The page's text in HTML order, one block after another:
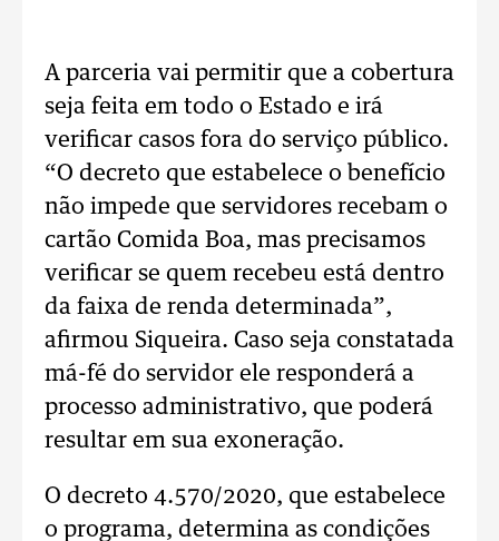
A parceria vai permitir que a cobertura
seja feita em todo o Estado e irá
verificar casos fora do serviço público.
“O decreto que estabelece o benefício
não impede que servidores recebam o
cartão Comida Boa, mas precisamos
verificar se quem recebeu está dentro
da faixa de renda determinada”,
afirmou Siqueira. Caso seja constatada
má-fé do servidor ele responderá a
processo administrativo, que poderá
resultar em sua exoneração.
O decreto 4.570/2020, que estabelece
o programa, determina as condições